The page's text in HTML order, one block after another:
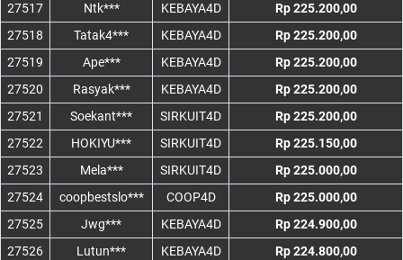
27517
Ntk*** KEBAYA4D
Rp 225.200,00
27518
Tatak4*** KEBAYA4D
Rp 225.200,00
27519
Ape*** KEBAYA4D
Rp 225.200,00
27520
Rasyak*** KEBAYA4D
Rp 225.200,00
27521
Soekant*** SIRKUIT4D
Rp 225.200,00
27522
HOKIYU*** SIRKUIT4D
Rp 225.150,00
27523
Mela*** SIRKUIT4D
Rp 225.000,00
27524
coopbestslo*** COOP4D
Rp 225.000,00
27525
Jwg*** KEBAYA4D
Rp 224.900,00
27526
Lutun*** KEBAYA4D
Rp 224.800,00